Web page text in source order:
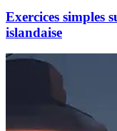
Exercices simples
islandaise